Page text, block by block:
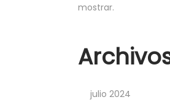
mostrar.
julio 2024